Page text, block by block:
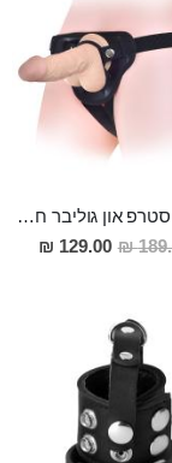
רצועת סטרפ און גוליבר חזקה ואמינה ,מתאימה לשני בני הזוג ולמגוון רחב של הדילדואים
מחיר
מבצע
129.00 ₪